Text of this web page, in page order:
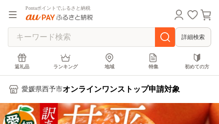
Pontaポイントでふるさと納税
詳細検索
返礼品 ランキング 地域 特集 初めての方
愛媛県西予市オンラインワンストップ申請対象